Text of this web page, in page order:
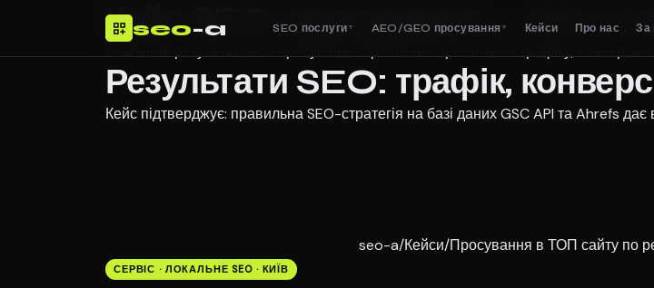
seo-a SEO послуги ▼ AEO/GEO просування ▼ Кейси Про нас За
Кейс SEO-просування — seo-a
Результати SEO: трафік,
Кейс підтверджує: правильна SEO-стратегія на базі даних GSC API та Ahrefs
seo-a/Кейси/Просування в ТОП сайту по
СЕРВІС · ЛОКАЛЬНЕ SEO · КИЇВ